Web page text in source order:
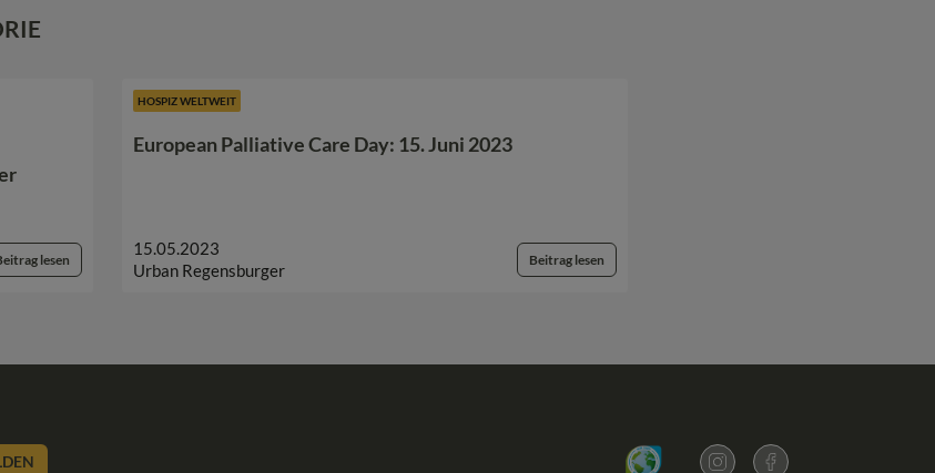
lesen
HOSPIZ WELTWEIT
European Palliative Care Day: 15. Juni 2023
15.05.2023
Urban Regensburger
Beitrag lesen